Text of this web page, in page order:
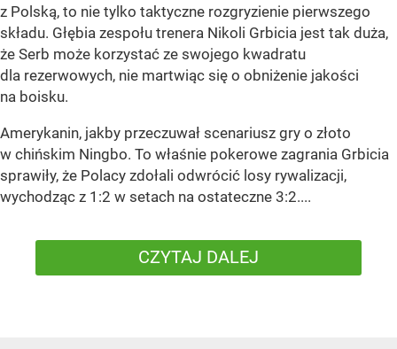
z Polską, to nie tylko taktyczne rozgryzienie pierwszego
składu. Głębia zespołu trenera Nikoli Grbicia jest tak duża,
że Serb może korzystać ze swojego kwadratu
dla rezerwowych, nie martwiąc się o obniżenie jakości
na boisku.
Amerykanin, jakby przeczuwał scenariusz gry o złoto
w chińskim Ningbo. To właśnie pokerowe zagrania Grbicia
sprawiły, że Polacy zdołali odwrócić losy rywalizacji,
wychodząc z 1:2 w setach na ostateczne 3:2....
CZYTAJ DALEJ